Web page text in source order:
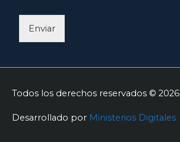
Enviar
Todos los derechos reservados © 2026
Desarrollado por Ministerios Digitales